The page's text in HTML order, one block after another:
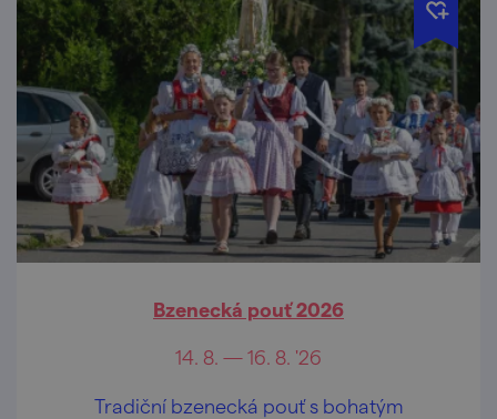
Bzenecká pouť 2026
14. 8. — 16. 8. '26
Tradiční bzenecká pouť s bohatým